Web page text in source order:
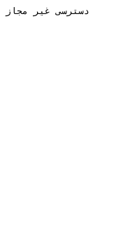
دسترسی غیر مجاز